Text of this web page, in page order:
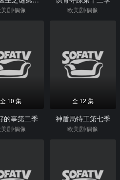
剧/偶像 欧美剧/偶像
全 10 集
的事第二季
剧/偶像
全 12 集
神盾局特工第七季
欧美剧/偶像